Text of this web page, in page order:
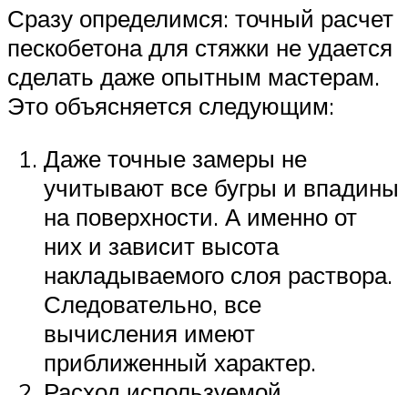
Сразу определимся: точный расчет
пескобетона для стяжки не удается
сделать даже опытным мастерам.
Это объясняется следующим:
Даже точные замеры не
учитывают все бугры и впадины
на поверхности. А именно от
них и зависит высота
накладываемого слоя раствора.
Следовательно, все
вычисления имеют
приближенный характер.